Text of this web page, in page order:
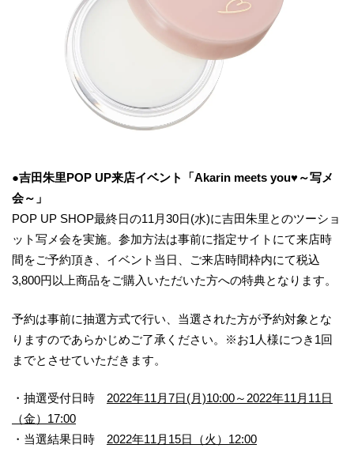
●吉田朱里POP UP来店イベント 「Akarin meets you♥～写メ
会～」
POP UP SHOP最終日の11月30日(水)に吉田朱里とのツーショ
ット写メ会を実施。参加方法は事前に指定サイトにて来店時
間をご予約頂き、イベント当日、ご来店時間枠内にて税込
3,800円以上商品をご購入いただいた方への特典となります。
予約は事前に抽選方式で行い、当選された方が予約対象とな
りますのであらかじめご了承ください。※お1人様につき1回
までとさせていただきます。
・抽選受付日時 2022年11月7日(月)10:00～2022年11月11日
（金） 17:00
・当選結果日時 2022年11月15日（火）12:00